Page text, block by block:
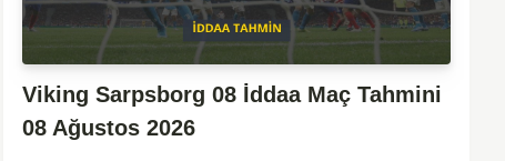
Viking Sarpsborg 08 İddaa Maç Tahmini
08 Ağustos 2026